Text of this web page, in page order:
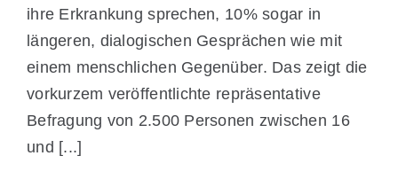
ihre Erkrankung sprechen, 10% sogar in
längeren, dialogischen Gesprächen wie mit
einem menschlichen Gegenüber. Das zeigt die
vorkurzem veröffentlichte repräsentative
Befragung von 2.500 Personen zwischen 16
und [...]